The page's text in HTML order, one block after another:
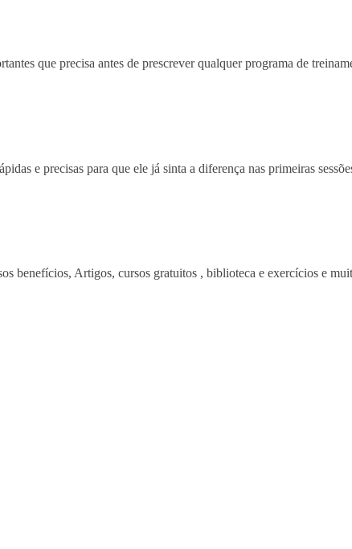
que precisa antes de prescrever qualquer programa de
e precisas para que ele já sinta a diferença nas primeiras
benefícios, Artigos, cursos gratuitos , biblioteca e exercícios e